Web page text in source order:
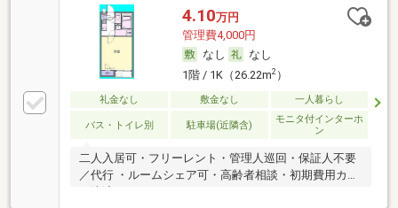
4.10万円
管理費4,000円
なし
なし
1階 / 1K（26.22m2）
礼金なし 敷金なし 一人暮らし
バス・トイレ別 駐車場(近隣含)
モニタ付インターホ
ン
二人入居可・フリーレント・管理人巡回・保証人不要
／代行 ・ルームシェア可・高齢者相談・初期費用カー